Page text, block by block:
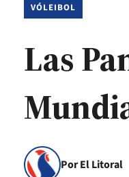
VÓLEIBOL
Las
Por El Litoral